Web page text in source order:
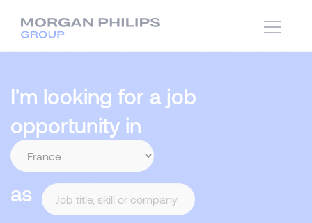
I'm looking for a job
opportunity in
as